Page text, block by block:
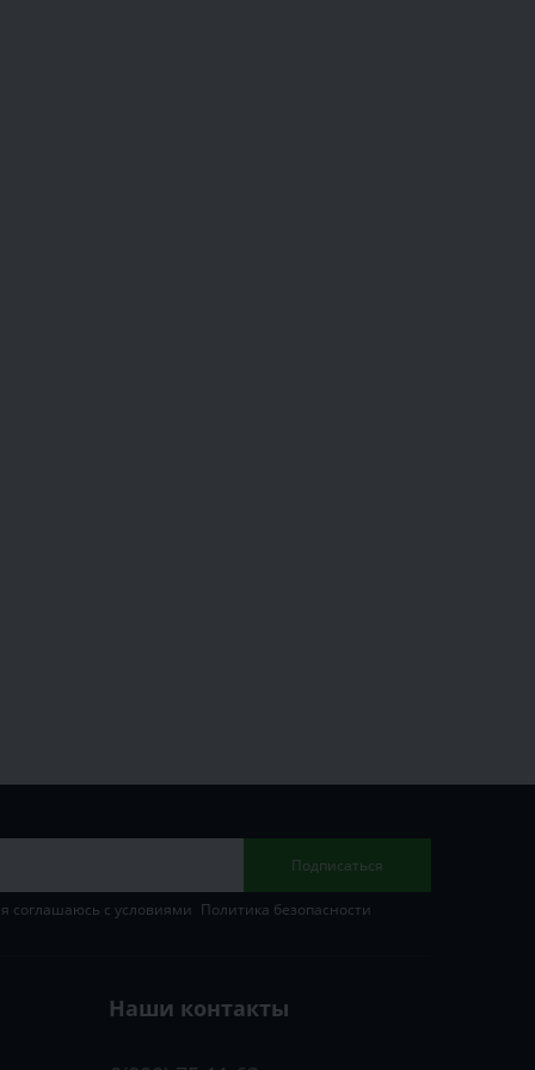
Подписаться
соглашаюсь с условиями Политика безопасности
Наши контакты